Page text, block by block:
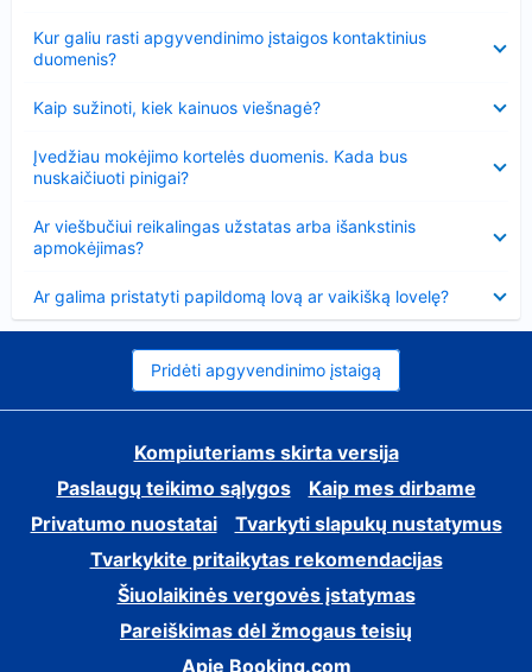
Kur galiu rasti apgyvendinimo įstaigos kontaktinius
duomenis?
Kaip sužinoti, kiek kainuos viešnagė?
Įvedžiau mokėjimo kortelės duomenis. Kada bus
nuskaičiuoti pinigai?
Ar viešbučiui reikalingas užstatas arba išankstinis
apmokėjimas?
Ar galima pristatyti papildomą lovą ar vaikišką lovelę?
Pridėti apgyvendinimo įstaigą
Kompiuteriams skirta versija
Paslaugų teikimo sąlygos
Kaip mes dirbame
Privatumo nuostatai
Tvarkyti slapukų nustatymus
Tvarkykite pritaikytas rekomendacijas
Šiuolaikinės vergovės įstatymas
Pareiškimas dėl žmogaus teisių
Apie Booking.com